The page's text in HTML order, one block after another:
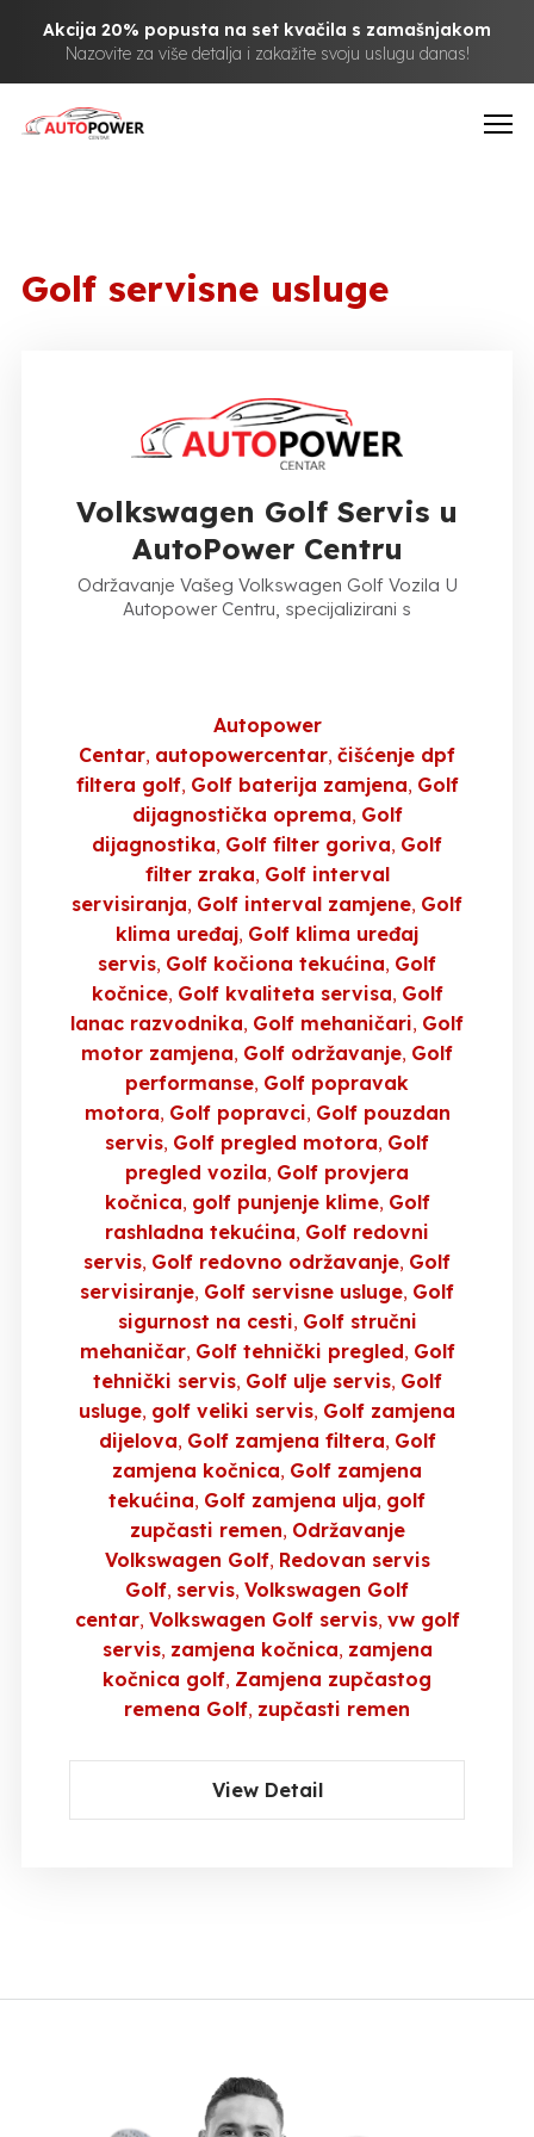
Akcija 20% popusta na set kvačila s zamašnjakom
Nazovite za više detalja i zakažite svoju uslugu danas!
Golf servisne usluge
Volkswagen Golf Servis u
AutoPower Centru
Održavanje Vašeg Volkswagen Golf Vozila U
Autopower Centru, specijalizirani s
Autopower
Centar autopowercentar čišćenje dpf
filtera golf Golf baterija zamjena Golf
dijagnostička oprema Golf
dijagnostika Golf filter goriva Golf
filter zraka Golf interval
servisiranja Golf interval zamjene Golf
klima uređaj Golf klima uređaj
servis Golf kočiona tekućina Golf
kočnice Golf kvaliteta servisa Golf
lanac razvodnika Golf mehaničari Golf
motor zamjena Golf održavanje Golf
performanse Golf popravak
motora Golf popravci Golf pouzdan
servis Golf pregled motora Golf
pregled vozila Golf provjera
kočnica golf punjenje klime Golf
rashladna tekućina Golf redovni
servis Golf redovno održavanje Golf
servisiranje Golf servisne usluge Golf
sigurnost na cesti Golf stručni
mehaničar Golf tehnički pregled Golf
tehnički servis Golf ulje servis Golf
usluge golf veliki servis Golf zamjena
dijelova Golf zamjena filtera Golf
zamjena kočnica Golf zamjena
tekućina Golf zamjena ulja golf
zupčasti remen Održavanje
Volkswagen Golf Redovan servis
Golf servis Volkswagen Golf
centar Volkswagen Golf servis vw golf
servis zamjena kočnica zamjena
kočnica golf Zamjena zupčastog
remena Golf zupčasti remen
View Detail